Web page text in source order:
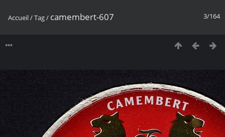
3/164
Accueil/Tag/ camembert-607